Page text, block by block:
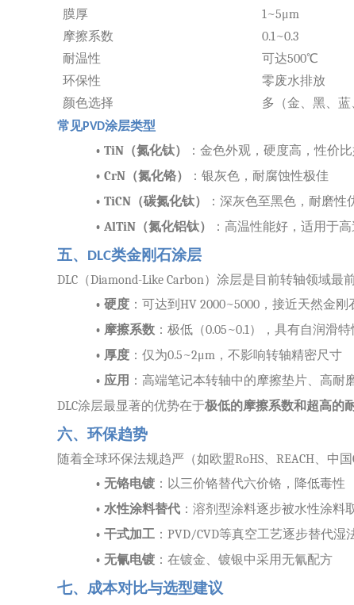
膜厚
1~5μm
摩擦系数
0.1~0.3
耐温性
可达500℃
环保性
零废水排放
颜色选择
多（金、黑、蓝
常见PVD涂层类型
• TiN（氮化钛）
：金色外观，硬度高，性价
• CrN（氮化铬）
：银灰色，耐腐蚀性极佳
• TiCN（碳氮化钛）
：深灰色至黑色，耐磨性
• AlTiN（氮化铝钛） ：高温性能好，适用于
五、 DLC类金刚石涂层
DLC（Diamond-Like Carbon）涂层是目前转轴领域最
• 硬度 ：可达到 HV 2000~5000，接近天然金刚
• 摩擦系数 ：极低（0.05~0.1），具有自润滑特
• 厚度 ：仅为0.5~2μm，不影响转轴精密尺寸
• 应用 ：高端笔记本转轴中的摩擦垫片、高耐
DLC涂层最显著的优势在于极低的摩擦系数和超高的
六、环保趋势
随着全球环保法规趋严（如欧盟RoHS、REACH、中
• 无铬电镀 ：以三价铬替代六价铬，降低毒性
• 水性涂料替代 ：溶剂型涂料逐步被水性涂料
• 干式加工 ： PVD/CVD等真空工艺逐步替代湿
• 无氰电镀 ：在镀金、镀银中采用无氰配方
七、成本对比与选型建议